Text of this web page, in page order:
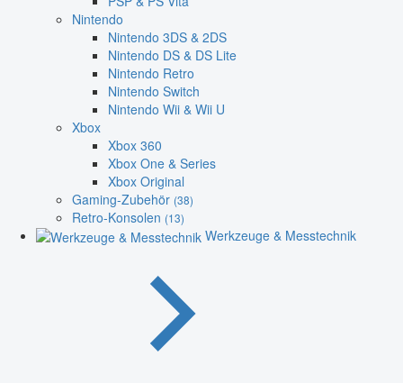
Nintendo
Nintendo 3DS & 2DS
Nintendo DS & DS Lite
Nintendo Retro
Nintendo Switch
Nintendo Wii & Wii U
Xbox
Xbox 360
Xbox One & Series
Xbox Original
Gaming-Zubehör (38)
Retro-Konsolen (13)
Werkzeuge & Messtechnik